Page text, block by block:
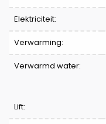
Elektriciteit:
Verwarming:
Verwarmd water:
Lift: